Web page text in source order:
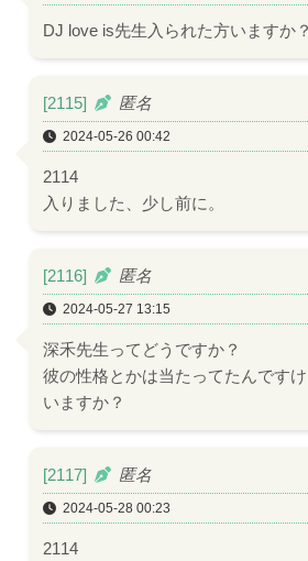
DJ love is先生入られた方いますか？
[2115] 匿名
2024-05-26 00:42
2114
入りました、少し前に。
[2116] 匿名
2024-05-27 13:15
深禾先生ってどうですか？
彼の性格とかは当たってたんです
いますか？
[2117] 匿名
2024-05-28 00:23
2114